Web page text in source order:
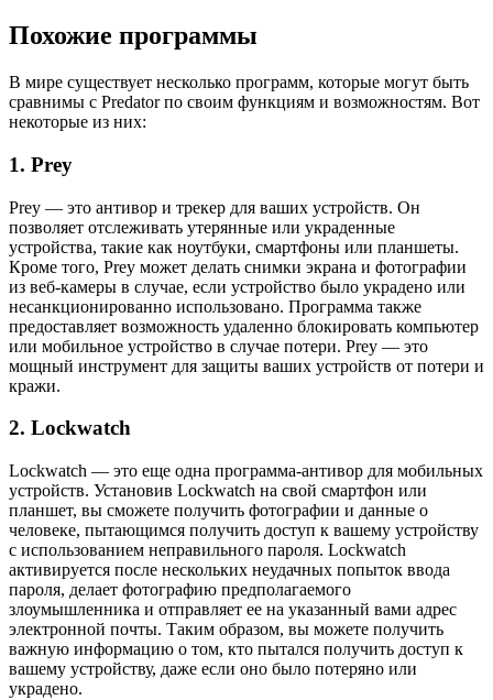
Похожие программы
В мире существует несколько программ, которые могут быть
сравнимы с Predator по своим функциям и возможностям. Вот
некоторые из них:
1. Prey
Prey — это антивор и трекер для ваших устройств. Он
позволяет отслеживать утерянные или украденные
устройства, такие как ноутбуки, смартфоны или планшеты.
Кроме того, Prey может делать снимки экрана и фотографии
из веб-камеры в случае, если устройство было украдено или
несанкционированно использовано. Программа также
предоставляет возможность удаленно блокировать компьютер
или мобильное устройство в случае потери. Prey — это
мощный инструмент для защиты ваших устройств от потери и
кражи.
2. Lockwatch
Lockwatch — это еще одна программа-антивор для мобильных
устройств. Установив Lockwatch на свой смартфон или
планшет, вы сможете получить фотографии и данные о
человеке, пытающимся получить доступ к вашему устройству
с использованием неправильного пароля. Lockwatch
активируется после нескольких неудачных попыток ввода
пароля, делает фотографию предполагаемого
злоумышленника и отправляет ее на указанный вами адрес
электронной почты. Таким образом, вы можете получить
важную информацию о том, кто пытался получить доступ к
вашему устройству, даже если оно было потеряно или
украдено.